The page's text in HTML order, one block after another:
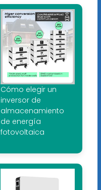
Cómo elegir un
inversor de
almacenamiento
de energía
fotovoltaica